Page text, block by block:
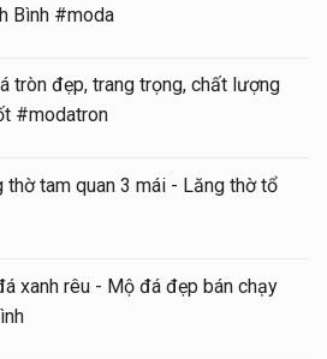
Bình #moda
tròn đẹp, trang trọng, chất lượng
#modatron
thờ tam quan 3 mái - Lăng thờ tổ
xanh rêu - Mộ đá đẹp bán chạy